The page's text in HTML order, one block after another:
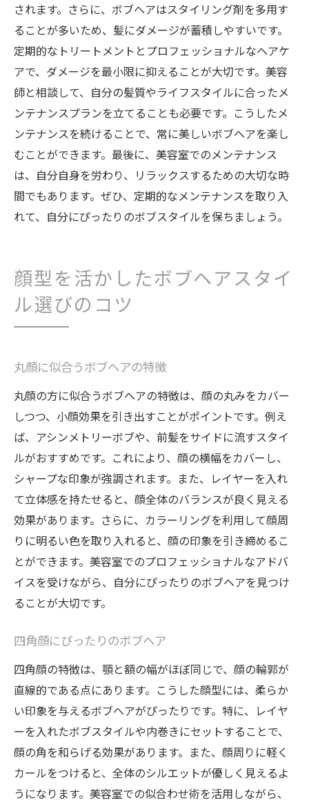
されます。さらに、ボブヘアはスタイリング剤を多用す
ることが多いため、髪にダメージが蓄積しやすいです。
定期的なトリートメントとプロフェッショナルなヘアケ
アで、ダメージを最小限に抑えることが大切です。美容
師と相談して、自分の髪質やライフスタイルに合ったメ
ンテナンスプランを立てることも必要です。こうしたメ
ンテナンスを続けることで、常に美しいボブヘアを楽し
むことができます。最後に、美容室でのメンテナンス
は、自分自身を労わり、リラックスするための大切な時
間でもあります。ぜひ、定期的なメンテナンスを取り入
れて、自分にぴったりのボブスタイルを保ちましょう。
顔型を活かしたボブヘアスタイ
ル選びのコツ
丸顔に似合うボブヘアの特徴
丸顔の方に似合うボブヘアの特徴は、顔の丸みをカバー
しつつ、小顔効果を引き出すことがポイントです。例え
ば、アシンメトリーボブや、前髪をサイドに流すスタイ
ルがおすすめです。これにより、顔の横幅をカバーし、
シャープな印象が強調されます。また、レイヤーを入れ
て立体感を持たせると、顔全体のバランスが良く見える
効果があります。さらに、カラーリングを利用して顔周
りに明るい色を取り入れると、顔の印象を引き締めるこ
とができます。美容室でのプロフェッショナルなアドバ
イスを受けながら、自分にぴったりのボブヘアを見つけ
ることが大切です。
四角顔にぴったりのボブヘア
四角顔の特徴は、顎と額の幅がほぼ同じで、顔の輪郭が
直線的である点にあります。こうした顔型には、柔らか
い印象を与えるボブヘアがぴったりです。特に、レイヤ
ーを入れたボブスタイルや内巻きにセットすることで、
顔の角を和らげる効果があります。また、顔周りに軽く
カールをつけると、全体のシルエットが優しく見えるよ
うになります。美容室での似合わせ術を活用しながら、